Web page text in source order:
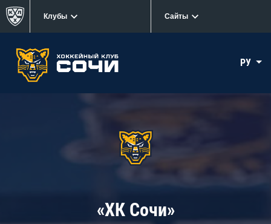
Клубы Сайты
РУ
«ХК Сочи»